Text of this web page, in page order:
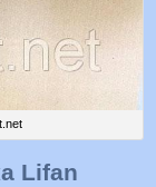
Lifan